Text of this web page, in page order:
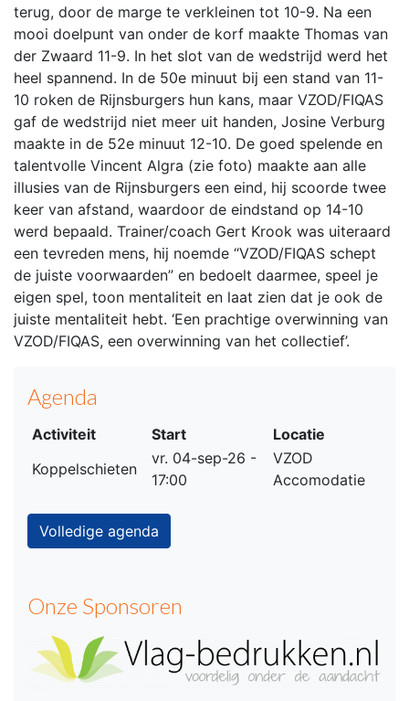
terug, door de marge te verkleinen tot 10-9. Na een
mooi doelpunt van onder de korf maakte Thomas van
der Zwaard 11-9. In het slot van de wedstrijd werd het
heel spannend. In de 50e minuut bij een stand van 11-
10 roken de Rijnsburgers hun kans, maar VZOD/FIQAS
gaf de wedstrijd niet meer uit handen, Josine Verburg
maakte in de 52e minuut 12-10. De goed spelende en
talentvolle Vincent Algra (zie foto) maakte aan alle
illusies van de Rijnsburgers een eind, hij scoorde twee
keer van afstand, waardoor de eindstand op 14-10
werd bepaald. Trainer/coach Gert Krook was uiteraard
een tevreden mens, hij noemde “VZOD/FIQAS schept
de juiste voorwaarden” en bedoelt daarmee, speel je
eigen spel, toon mentaliteit en laat zien dat je ook de
juiste mentaliteit hebt. ‘Een prachtige overwinning van
VZOD/FIQAS, een overwinning van het collectief’.
Agenda
Activiteit Start
Locatie
Koppelschieten
vr. 04-sep-26 -
17:00
VZOD
Accomodatie
Volledige agenda
Onze Sponsoren